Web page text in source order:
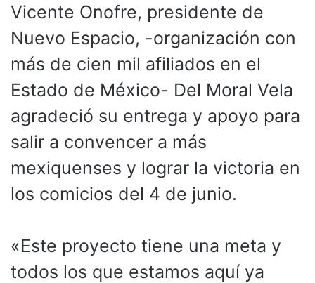
Vicente Onofre, presidente de
Nuevo Espacio, -organización con
más de cien mil afiliados en el
Estado de México- Del Moral Vela
agradeció su entrega y apoyo para
salir a convencer a más
mexiquenses y lograr la victoria en
los comicios del 4 de junio.
«Este proyecto tiene una meta y
todos los que estamos aquí ya